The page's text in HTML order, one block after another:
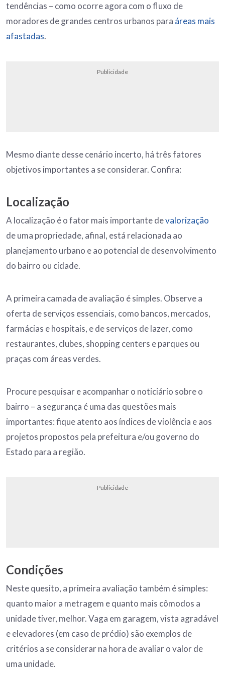
tendências – como ocorre agora com o fluxo de
moradores de grandes centros urbanos para áreas mais
afastadas.
Publicidade
Mesmo diante desse cenário incerto, há três fatores
objetivos importantes a se considerar. Confira:
Localização
A localização é o fator mais importante devalorização
de uma propriedade, afinal, está relacionada ao
planejamento urbano e ao potencial de desenvolvimento
do bairro ou cidade.
A primeira camada de avaliação é simples. Observe a
oferta de serviços essenciais, como bancos, mercados,
farmácias e hospitais, e de serviços de lazer, como
restaurantes, clubes, shopping centers e parques ou
praças com áreas verdes.
Procure pesquisar e acompanhar o noticiário sobre o
bairro – a segurança é uma das questões mais
importantes: fique atento aos índices de violência e aos
projetos propostos pela prefeitura e/ou governo do
Estado para a região.
Publicidade
Condições
Neste quesito, a primeira avaliação também é simples:
quanto maior a metragem e quanto mais cômodos a
unidade tiver, melhor. Vaga em garagem, vista agradável
e elevadores (em caso de prédio) são exemplos de
critérios a se considerar na hora de avaliar o valor de
uma unidade.